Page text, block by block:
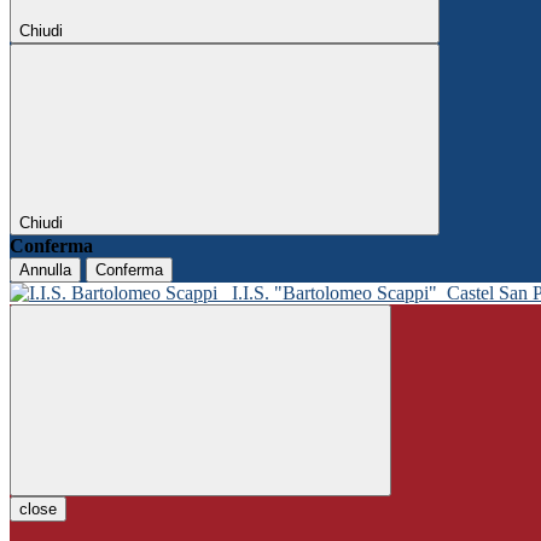
Chiudi
Chiudi
Conferma
Annulla Conferma
I.I.S. "Bartolomeo Scappi" Castel San
close